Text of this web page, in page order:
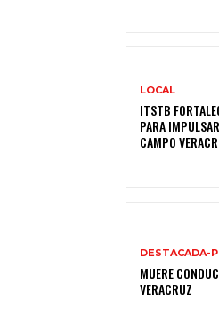
LOCAL
ITSTB
PARA
CAMPO
DESTACADA-
MUERE
VERACRUZ